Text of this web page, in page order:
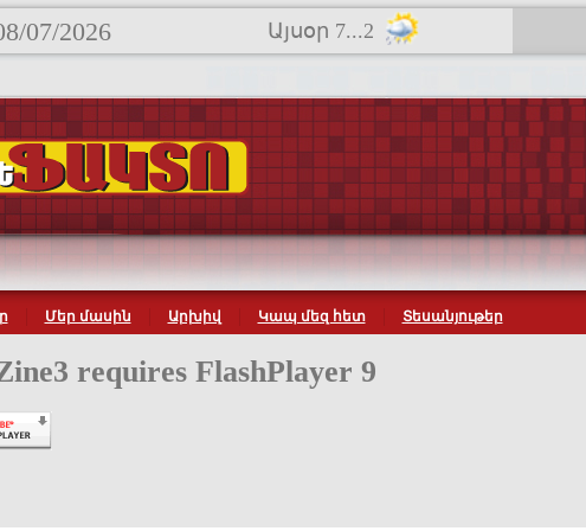
07/2026 Այսօր 7...2
Մեր մասին Արխիվ Կապ մեզ հետ Տեսանյութեր
requires FlashPlayer 9